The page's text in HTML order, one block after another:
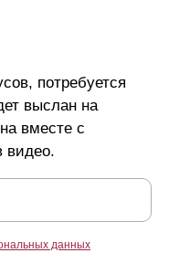
потребуется
выслан на
вместе с
видео.
данных